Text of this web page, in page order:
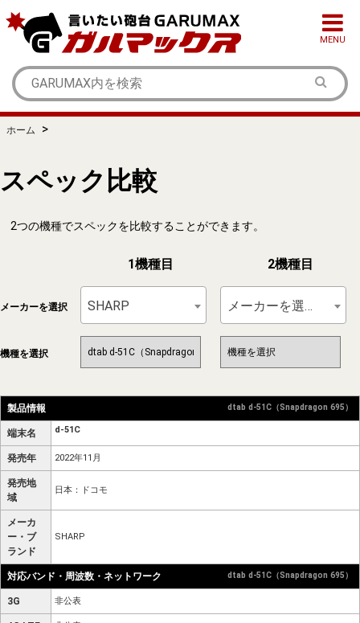
MENU
ホーム >
スペック比較
2つの機種でスペックを比較することができます。
1機種目 2機種目
メーカーを選択 SHARP メーカーを選択
機種を選択
製品情報 dtab d-51C（Snapdragon 695）
端末名 d-51C
発売年 2022年11月
発売地
域
日本：ドコモ
メーカ
ー・ブ
ランド
SHARP
対応バンド・周波数・ネットワーク dtab d-51C（Snapdragon 695）
3G 非公表